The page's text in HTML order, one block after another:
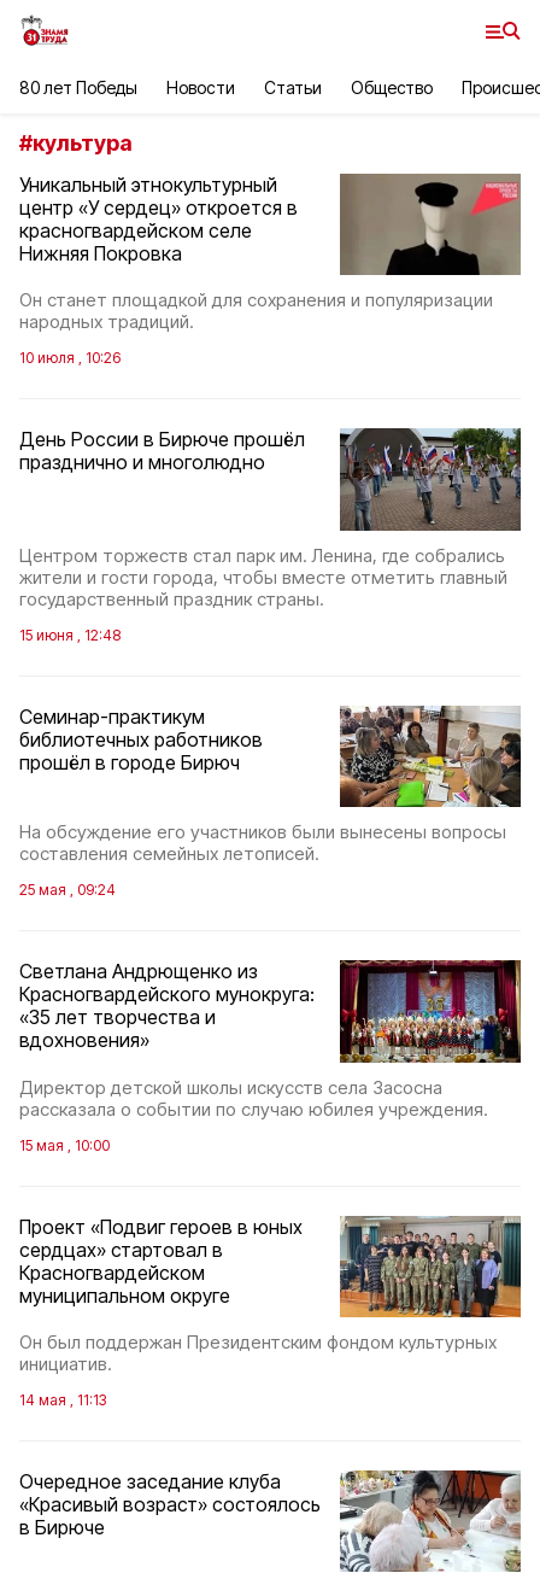
80 лет Победы Новости Статьи Общество
#культура
Уникальный этнокультурный
центр «У сердец» откроется в
красногвардейском селе
Нижняя Покровка
Он станет площадкой для сохранения и популяризации
народных традиций.
10 июля , 10:26
День России в Бирюче прошёл
празднично и многолюдно
Центром торжеств стал парк им. Ленина, где собрались
жители и гости города, чтобы вместе отметить главный
государственный праздник страны.
15 июня , 12:48
Семинар-практикум
библиотечных работников
прошёл в городе Бирюч
На обсуждение его участников были вынесены вопросы
составления семейных летописей.
25 мая , 09:24
Светлана Андрющенко из
Красногвардейского мунокруга:
«35 лет творчества и
вдохновения»
Директор детской школы искусств села Засосна
рассказала о событии по случаю юбилея учреждения.
15 мая , 10:00
Проект «Подвиг героев в юных
сердцах» стартовал в
Красногвардейском
муниципальном округе
Он был поддержан Президентским фондом культурных
инициатив.
14 мая , 11:13
Очередное заседание клуба
«Красивый возраст» состоялось
в Бирюче